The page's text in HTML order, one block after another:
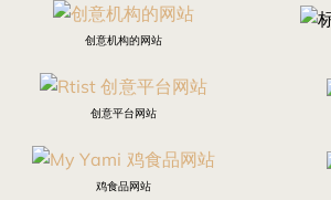
创意机构的网站
创意平台网站
鸡食品网站